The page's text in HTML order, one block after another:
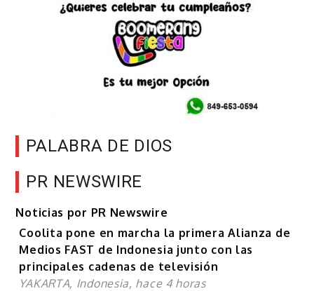
PALABRA DE DIOS
PR NEWSWIRE
Noticias por PR Newswire
Coolita pone en marcha la primera Alianza de
Medios FAST de Indonesia junto con las
principales cadenas de televisión
YAKARTA, Indonesia, hace 4 horas